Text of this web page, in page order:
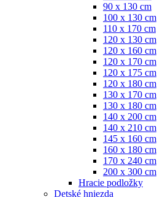
90 x 130 cm
100 x 130 cm
110 x 170 cm
120 x 130 cm
120 x 160 cm
120 x 170 cm
120 x 175 cm
120 x 180 cm
130 x 170 cm
130 x 180 cm
140 x 200 cm
140 x 210 cm
145 x 160 cm
160 x 180 cm
170 x 240 cm
200 x 300 cm
Hracie podložky
Detské hniezda